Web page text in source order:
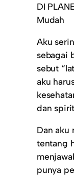
DI
Mudah
Aku
sebagai
sebut
aku
dan
Dan aku
tentang
punya